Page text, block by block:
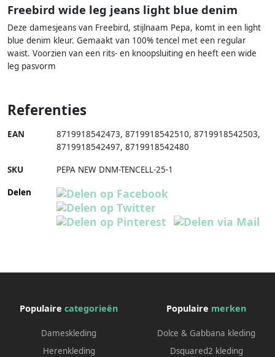
Freebird wide leg jeans light blue denim
Deze damesjeans van Freebird, stijlnaam Pepa, komt in een light
blue denim kleur. Gemaakt van 100% tencel met een regular
waist. Voorzien van een rits- en knoopsluiting en heeft een wide
leg pasvorm
Referenties
EAN 8719918542473, 8719918542510, 8719918542503,
8719918542497, 8719918542480
SKU PEPA NEW DNM-TENCELL-25-1
Delen
Populaire categorieën
Dameskleding
Herenkleding
Populaire merken
Dolce & Gabbana kleding
Dsquared2 kleding